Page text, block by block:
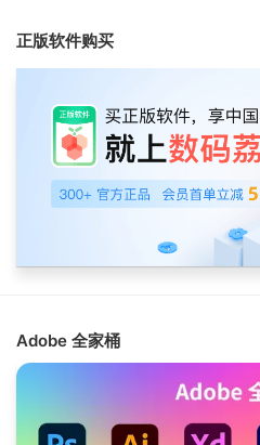
正版软件购买
Adobe 全家桶